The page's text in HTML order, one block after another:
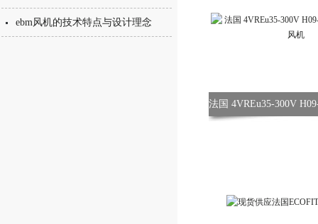
ebm风机的技术特点与设计理念